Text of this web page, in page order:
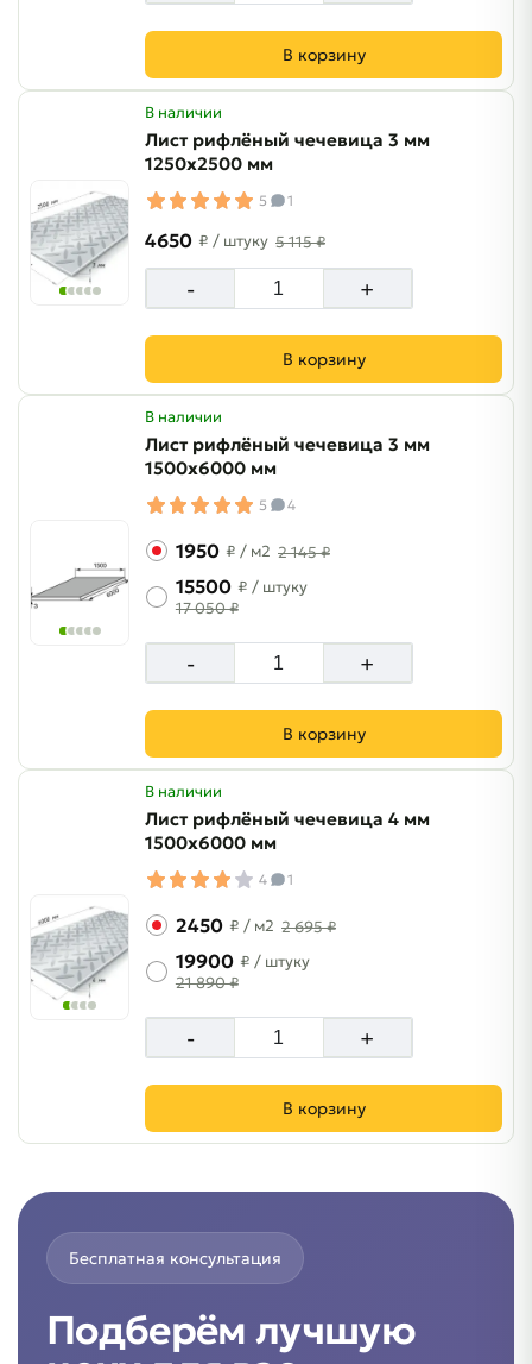
В корзину
В наличии
Лист рифлёный чечевица 3 мм
1250х2500 мм
5 1
4650 ₽ / штуку 5 115 ₽
- +
В корзину
В наличии
Лист рифлёный чечевица 3 мм
1500х6000 мм
5 4
1950 ₽ / м2 2 145 ₽
15500 ₽ / штуку
17 050 ₽
- +
В корзину
В наличии
Лист рифлёный чечевица 4 мм
1500х6000 мм
4 1
2450 ₽ / м2 2 695 ₽
19900 ₽ / штуку
21 890 ₽
- +
В корзину
Бесплатная консультация
Подберём лучшую